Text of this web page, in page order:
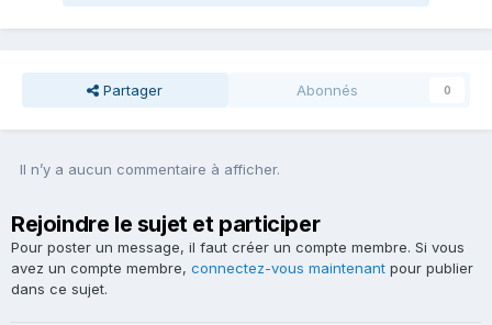
Partager Abonnés 0
Il n’y a aucun commentaire à afficher.
Rejoindre le sujet et participer
Pour poster un message, il faut créer un compte membre. Si vous
avez un compte membre, connectez-vous maintenant pour publier
dans ce sujet.